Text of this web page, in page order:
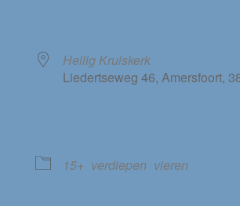
Heilig Kruiskerk
Liedertseweg 46, Amersfoort,
15+ verdiepen vieren